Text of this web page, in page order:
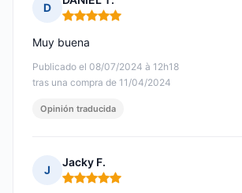
D
Nota: 5 de 5
Publicado el 08/07/2024 à 12h18
tras una compra de 11/04/2024
Muy buena
Opinión traducida
J
Jacky F.
Nota: 5 de 5